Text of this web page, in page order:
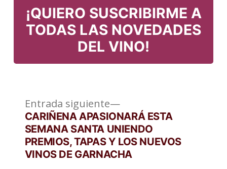
¡QUIERO SUSCRIBIRME A
TODAS LAS NOVEDADES
DEL VINO!
Navegación
de
entradas
Entrada siguiente
Entrada
siguiente:
CARIÑENA APASIONARÁ ESTA
SEMANA SANTA UNIENDO
PREMIOS, TAPAS Y LOS NUEVOS
VINOS DE GARNACHA